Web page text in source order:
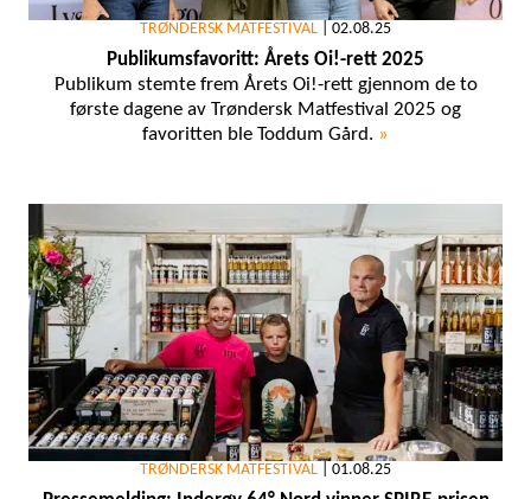
TRØNDERSK MATFESTIVAL 02.08.25
Publikumsfavoritt: Årets Oi!-rett 2025
Publikum stemte frem Årets Oi!-rett gjennom de to
første dagene av Trøndersk Matfestival 2025 og
favoritten ble Toddum Gård. »
TRØNDERSK MATFESTIVAL 01.08.25